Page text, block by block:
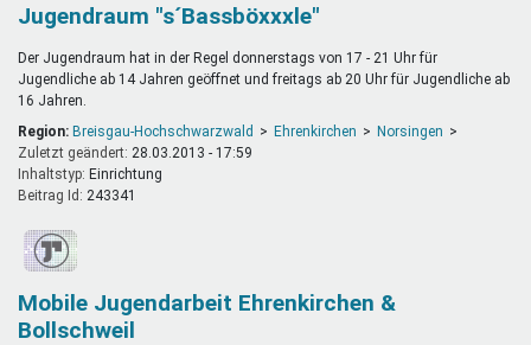
Jugendraum "s´Bassböxxxle"
Der Jugendraum hat in der Regel donnerstags von 17 - 21 Uhr für
Jugendliche ab 14 Jahren geöffnet und freitags ab 20 Uhr für Jugendliche ab
16 Jahren.
Region: Breisgau-Hochschwarzwald Ehrenkirchen
Norsingen
Zuletzt geändert: 28.03.2013 - 17:59
Inhaltstyp:
einrichtung
Beitrag Id: 243341
Mobile Jugendarbeit Ehrenkirchen &
Bollschweil